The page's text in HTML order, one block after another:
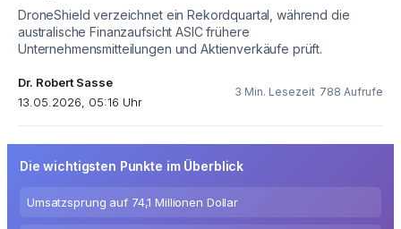
DroneShield verzeichnet ein Rekordquartal, während die
australische Finanzaufsicht ASIC frühere
Unternehmensmitteilungen und Aktienverkäufe prüft.
Dr. Robert Sasse
13.05.2026, 05:16 Uhr
3 Min. Lesezeit 788 Aufrufe
Die wichtigsten Punkte im Überblick
Umsatzsprung auf 74,1 Millionen Dollar